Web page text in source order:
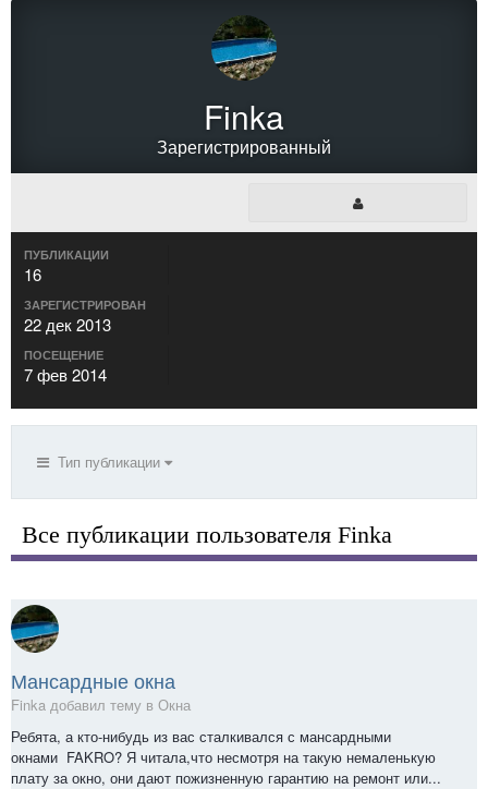
Finka
Зарегистрированный
ПУБЛИКАЦИИ
16
ЗАРЕГИСТРИРОВАН
22 дек 2013
ПОСЕЩЕНИЕ
7 фев 2014
Тип публикации
Все публикации пользователя Finka
Мансардные окна
Finka добавил тему в Окна
Ребята, а кто-нибудь из вас сталкивался с мансардными
окнами FAKRO? Я читала,что несмотря на такую немаленькую
плату за окно, они дают пожизненную гарантию на ремонт или...